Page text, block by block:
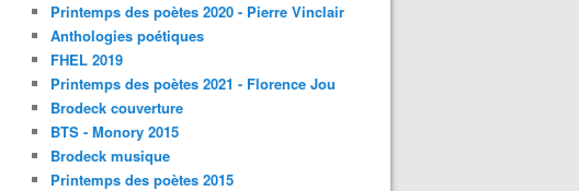
Printemps des poètes 2020 - Pierre Vinclair
Anthologies poétiques
FHEL 2019
Printemps des poètes 2021 - Florence Jou
Brodeck couverture
BTS - Monory 2015
Brodeck musique
Printemps des poètes 2015